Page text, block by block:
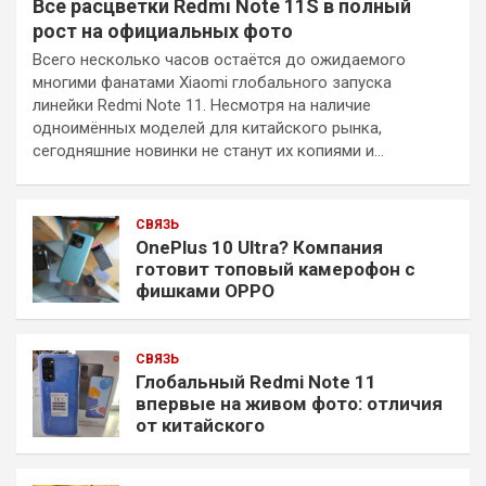
Все расцветки Redmi Note 11S в полный
рост на официальных фото
Всего несколько часов остаётся до ожидаемого
многими фанатами Xiaomi глобального запуска
линейки Redmi Note 11. Несмотря на наличие
одноимённых моделей для китайского рынка,
сегодняшние новинки не станут их копиями и…
СВЯЗЬ
OnePlus 10 Ultra? Компания
готовит топовый камерофон с
фишками OPPO
СВЯЗЬ
Глобальный Redmi Note 11
впервые на живом фото: отличия
от китайского